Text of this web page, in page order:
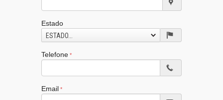
Estado
ESTADO...
Telefone
Email